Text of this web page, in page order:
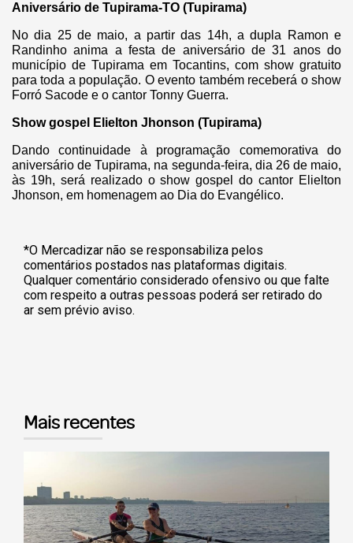
Aniversário de Tupirama-TO (Tupirama)
No dia 25 de maio, a partir das 14h, a dupla Ramon e
Randinho anima a festa de aniversário de 31 anos do
município de Tupirama em Tocantins, com show gratuito
para toda a população. O evento também receberá o show
Forró Sacode e o cantor Tonny Guerra.
Show gospel Elielton Jhonson (Tupirama)
Dando continuidade à programação comemorativa do
aniversário de Tupirama, na segunda-feira, dia 26 de maio,
às 19h, será realizado o show gospel do cantor Elielton
Jhonson, em homenagem ao Dia do Evangélico.
*O Mercadizar não se responsabiliza pelos
comentários postados nas plataformas digitais.
Qualquer comentário considerado ofensivo ou que falte
com respeito a outras pessoas poderá ser retirado do
ar sem prévio aviso.
Mais recentes